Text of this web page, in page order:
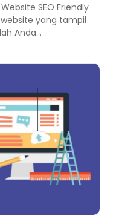
SEO Friendly
yang tampil
Anda...